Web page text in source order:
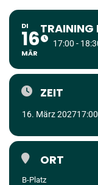
DI
16
MÄR
TRAINING
17:00 -
ZEIT
16. März 202717:00
ORT
B-Platz